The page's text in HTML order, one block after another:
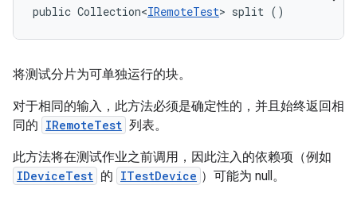
public Collection<IRemoteTest> split ()
将测试分片为可单独运行的块。
对于相同的输入，此方法必须是确定性的，并且始终返回相
同的 IRemoteTest 列表。
此方法将在测试作业之前调用，因此注入的依赖项（例如
IDeviceTest 的 ITestDevice ）可能为 null。